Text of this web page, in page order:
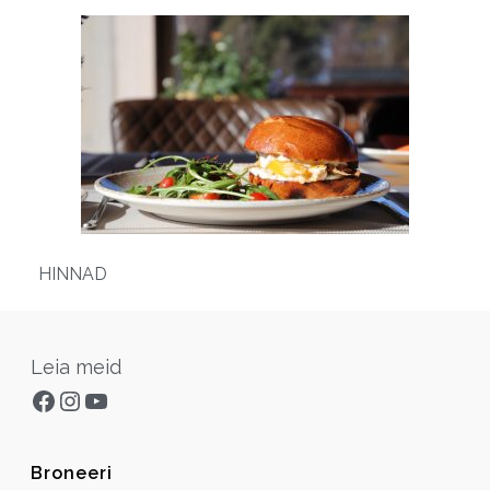
HINNAD
Leia meid
Facebook
Instagram
YouTube
Broneeri